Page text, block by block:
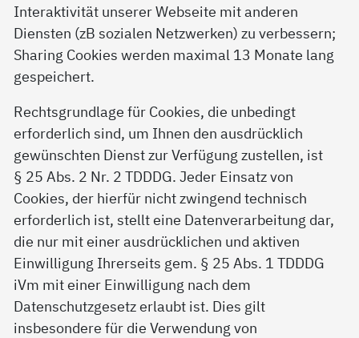
Interaktivität unserer Webseite mit anderen
Diensten (zB sozialen Netzwerken) zu verbessern;
Sharing Cookies werden maximal 13 Monate lang
gespeichert.
Rechtsgrundlage für Cookies, die unbedingt
erforderlich sind, um Ihnen den ausdrücklich
gewünschten Dienst zur Verfügung zustellen, ist
§ 25 Abs. 2 Nr. 2 TDDDG. Jeder Einsatz von
Cookies, der hierfür nicht zwingend technisch
erforderlich ist, stellt eine Datenverarbeitung dar,
die nur mit einer ausdrücklichen und aktiven
Einwilligung Ihrerseits gem. § 25 Abs. 1 TDDDG
iVm mit einer Einwilligung nach dem
Datenschutzgesetz erlaubt ist. Dies gilt
insbesondere für die Verwendung von